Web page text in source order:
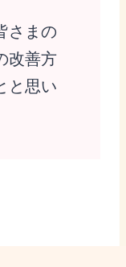
さまの
改善方
と思い